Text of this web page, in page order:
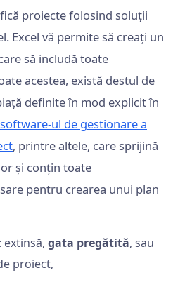
proiecte folosind soluții
Excel vă permite să creați un
să includă toate
acestea, există destul de
definite în mod explicit în
software-ul de gestionare a
, printre altele, care sprijină
și conțin toate
pentru crearea unui plan
extinsă, gata pregătită, sau
proiect,